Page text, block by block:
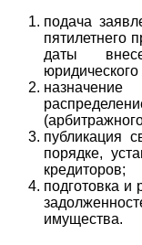
подача
пятилетнего
даты
публикация
порядке,
кредиторов;
подготовка и
имущества.